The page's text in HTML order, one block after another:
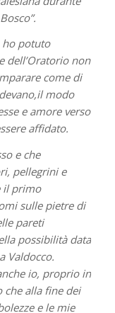
ho potuto
dell’Oratorio non
come di
modo
e amore verso
affidato.
e che
pellegrini e
il primo
sulle pietre di
pareti
possibilità data
Valdocco.
io, proprio in
che alla fine dei
e le mie